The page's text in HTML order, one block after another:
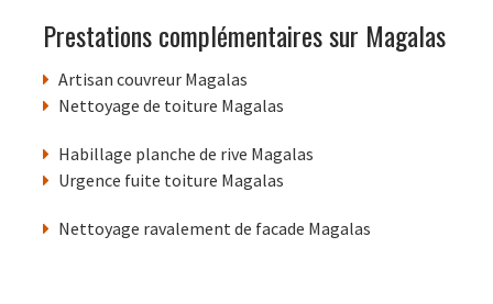
Prestations complémentaires sur Magalas
Artisan couvreur Magalas
Nettoyage de toiture Magalas
Habillage planche de rive Magalas
Urgence fuite toiture Magalas
Nettoyage ravalement de facade Magalas